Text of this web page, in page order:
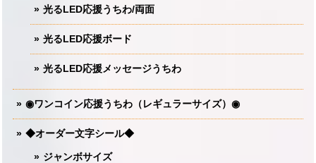
光るLED応援うちわ/両面
光るLED応援ボード
光るLED応援メッセージうちわ
◉ワンコイン応援うちわ（レギュラーサイズ）◉
◆オーダー文字シール◆
ジャンボサイズ